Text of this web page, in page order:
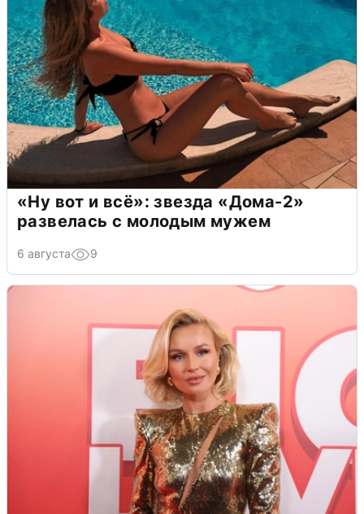
«Ну вот и всё»: звезда «Дома-2»
развелась с молодым мужем
6 августа 9